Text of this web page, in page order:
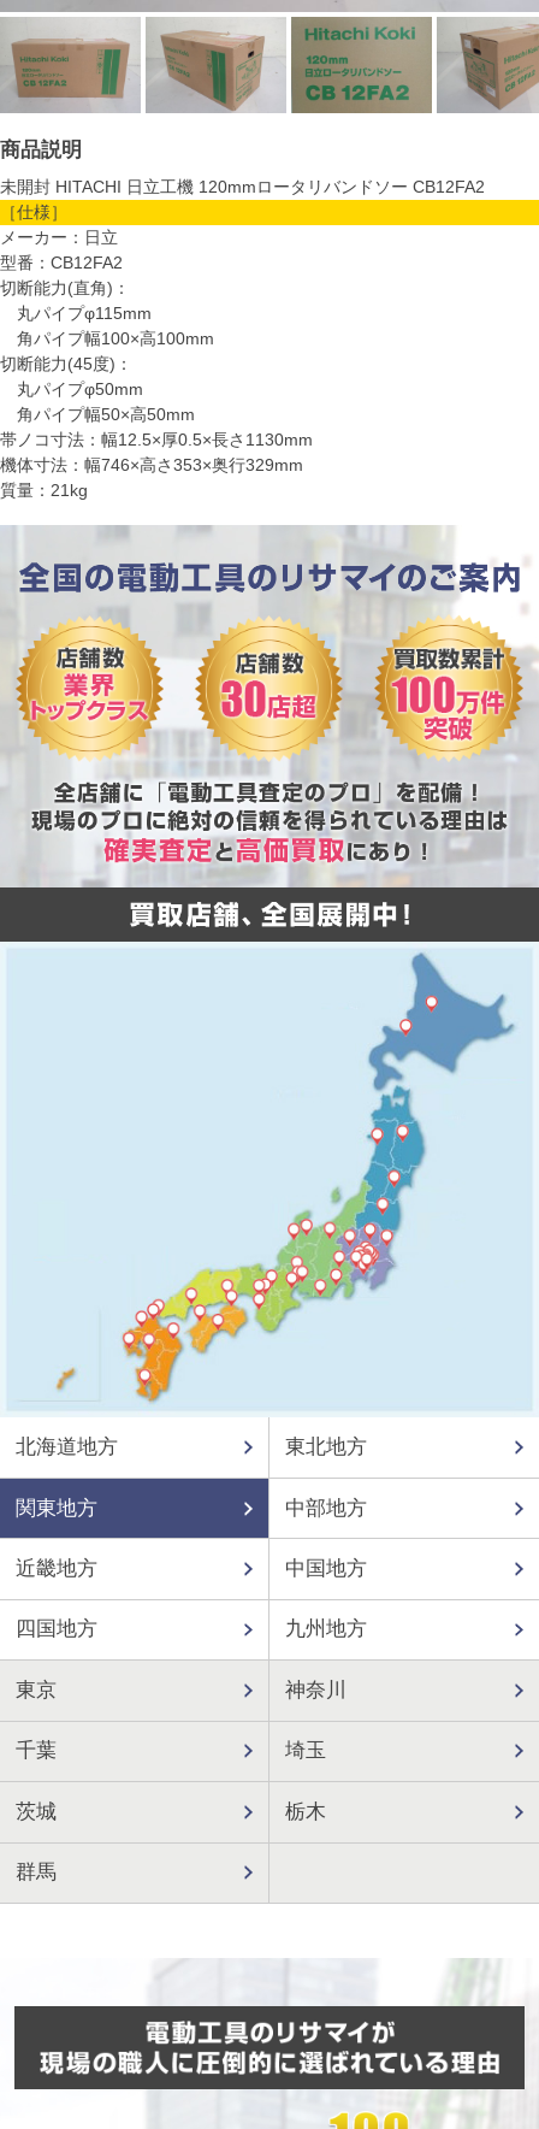
商品説明
未開封 HITACHI 日立工機 120mmロータリバンドソー CB12FA2
［仕様］
メーカー：日立
型番：CB12FA2
切断能力(直角)：
丸パイプφ115mm
角パイプ幅100×高100mm
切断能力(45度)：
丸パイプφ50mm
角パイプ幅50×高50mm
帯ノコ寸法：幅12.5×厚0.5×長さ1130mm
機体寸法：幅746×高さ353×奥行329mm
質量：21kg
北海道地方 東北地方
関東地方 中部地方
近畿地方 中国地方
四国地方 九州地方
東京 神奈川
千葉 埼玉
茨城 栃木
群馬